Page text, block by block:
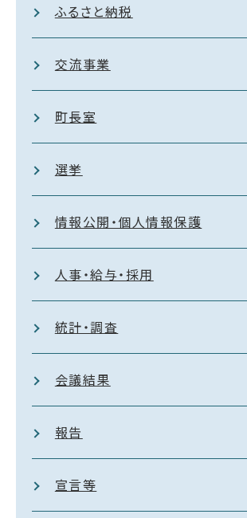
ふるさと納税
交流事業
町長室
選挙
情報公開・個人情報保護
人事・給与・採用
統計・調査
会議結果
報告
宣言等